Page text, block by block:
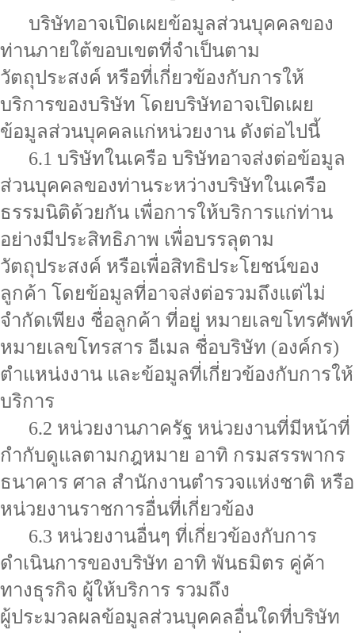
บริษัทอาจเปิดเผยข้อมูลส่วนบุคคลของ
ท่านภายใต้ขอบเขตที่จำเป็นตาม
วัตถุประสงค์ หรือที่เกี่ยวข้องกับการให้
บริการของบริษัท โดยบริษัทอาจเปิดเผย
ข้อมูลส่วนบุคคลแก่หน่วยงาน ดังต่อไปนี้
6.1 บริษัทในเครือ บริษัทอาจส่งต่อข้อมูล
ส่วนบุคคลของท่านระหว่างบริษัทในเครือ
ธรรมนิติด้วยกัน เพื่อการให้บริการแก่ท่าน
อย่างมีประสิทธิภาพ เพื่อบรรลุตาม
วัตถุประสงค์ หรือเพื่อสิทธิประโยชน์ของ
ลูกค้า โดยข้อมูลที่อาจส่งต่อรวมถึงแต่ไม่
จำกัดเพียง ชื่อลูกค้า ที่อยู่ หมายเลขโทรศัพท์
หมายเลขโทรสาร อีเมล ชื่อบริษัท (องค์กร)
ตำแหน่งงาน และข้อมูลที่เกี่ยวข้องกับการให้
บริการ
6.2 หน่วยงานภาครัฐ หน่วยงานที่มีหน้าที่
กำกับดูแลตามกฎหมาย อาทิ กรมสรรพากร
ธนาคาร ศาล สำนักงานตำรวจแห่งชาติ หรือ
หน่วยงานราชการอื่นที่เกี่ยวข้อง
6.3 หน่วยงานอื่นๆ ที่เกี่ยวข้องกับการ
ดำเนินการของบริษัท อาทิ พันธมิตร คู่ค้า
ทางธุรกิจ ผู้ให้บริการ รวมถึง
ผู้ประมวลผลข้อมูลส่วนบุคคลอื่นใดที่บริษัท